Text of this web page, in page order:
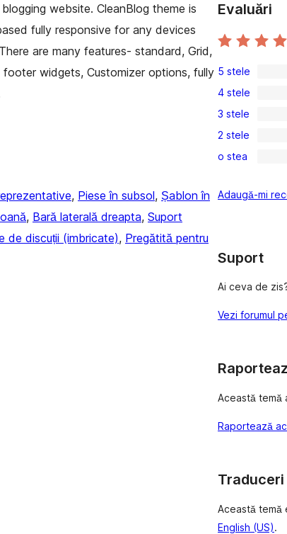
website. CleanBlog theme is
fully responsive for any devices
are many features- standard, Grid,
widgets, Customizer options, fully
, Piese în subsol, Șablon în
, Bară laterală dreapta, Suport
de discuții (imbricate), Pregătită pentru
Evaluări
7
5
–
recenzii
(stele)
5 stele
0
4
–
recenzii
4 stele
0
3
–
(stele)
3 stele
0
2
recenzii
2 stele
0
–
o stea
Adaugă-mi
Suport
Ai ceva de
Vezi forumul
Această temă
Raportează
Traduceri
Această temă
English (US).